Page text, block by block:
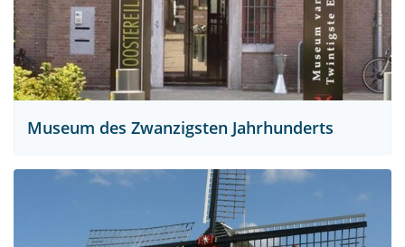
Museum des Zwanzigsten Jahrhunderts